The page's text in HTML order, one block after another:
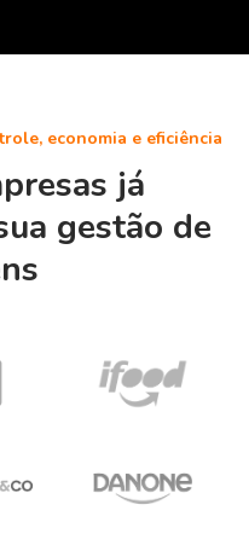
economia e eficiência
já
gestão de